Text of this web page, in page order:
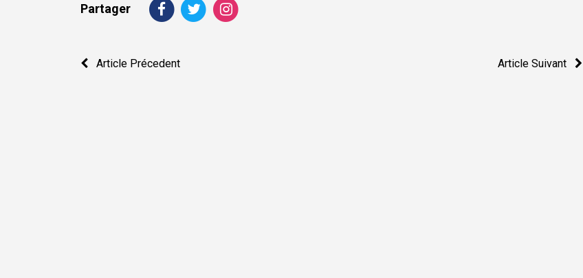
Partager
Navigation
Article Précedent Article Suivant